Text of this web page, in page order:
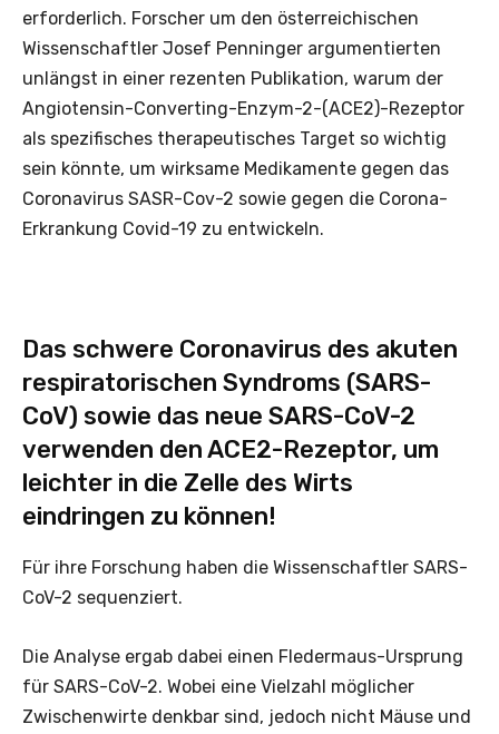
erforderlich. Forscher um den österreichischen
Wissenschaftler Josef Penninger argumentierten
unlängst in einer rezenten Publikation, warum der
Angiotensin-Converting-Enzym-2-(ACE2)-Rezeptor
als spezifisches therapeutisches Target so wichtig
sein könnte, um wirksame Medikamente gegen das
Coronavirus SASR-Cov-2 sowie gegen die Corona-
Erkrankung Covid-19 zu entwickeln.
Das schwere Coronavirus des akuten
respiratorischen Syndroms (SARS-
CoV) sowie das neue SARS-CoV-2
verwenden den ACE2-Rezeptor, um
leichter in die Zelle des Wirts
eindringen zu können!
Für ihre Forschung haben die Wissenschaftler SARS-
CoV-2 sequenziert.
Die Analyse ergab dabei einen Fledermaus-Ursprung
für SARS-CoV-2. Wobei eine Vielzahl möglicher
Zwischenwirte denkbar sind, jedoch nicht Mäuse und